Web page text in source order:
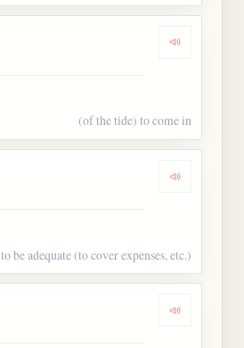
Dengarkan
(of the tide) to come in
Dengarkan
to be adequate (to cover expenses, etc.)
Dengarkan